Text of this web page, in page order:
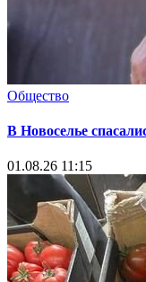
Общество
В Новоселье
01.08.26 11:15